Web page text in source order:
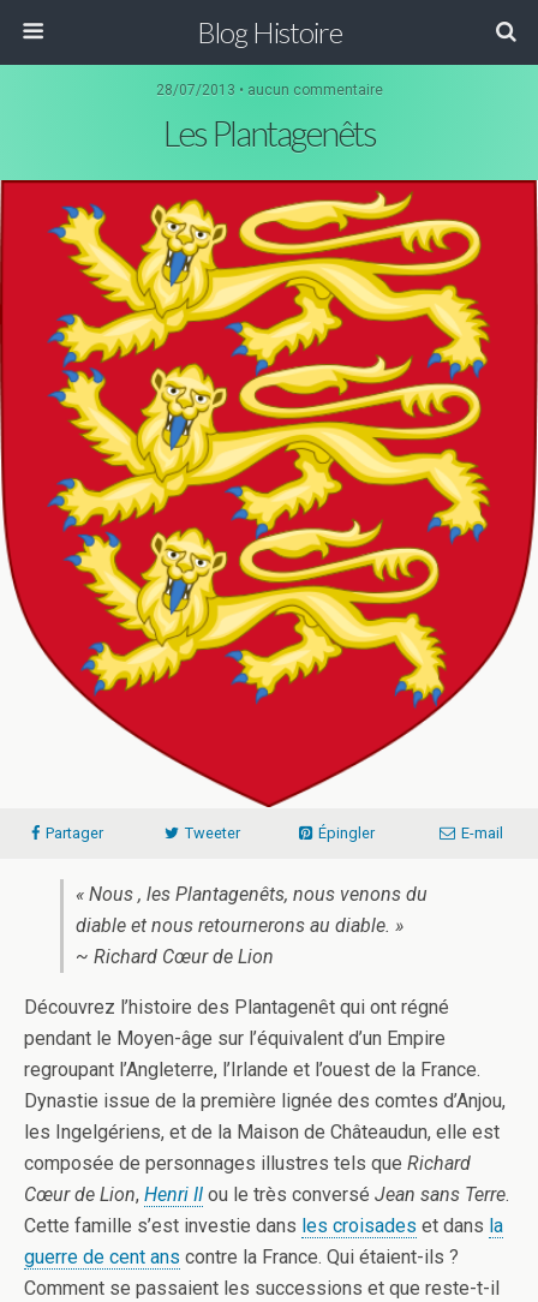
Blog Histoire
28/07/2013 • aucun commentaire
Les Plantagenêts
Partager Tweeter Épingler E-mail
« Nous , les Plantagenêts, nous venons du
diable et nous retournerons au diable. »
~ Richard Cœur de Lion
Découvrez l’histoire des Plantagenêt qui ont régné
pendant le Moyen-âge sur l’équivalent d’un Empire
regroupant l’Angleterre, l’Irlande et l’ouest de la France.
Dynastie issue de la première lignée des comtes d’Anjou,
les Ingelgériens, et de la Maison de Châteaudun, elle est
composée de personnages illustres tels que Richard
Cœur de Lion, Henri II ou le très conversé Jean sans Terre.
Cette famille s’est investie dans les croisades et dans la
guerre de cent ans contre la France. Qui étaient-ils ?
Comment se passaient les successions et que reste-t-il